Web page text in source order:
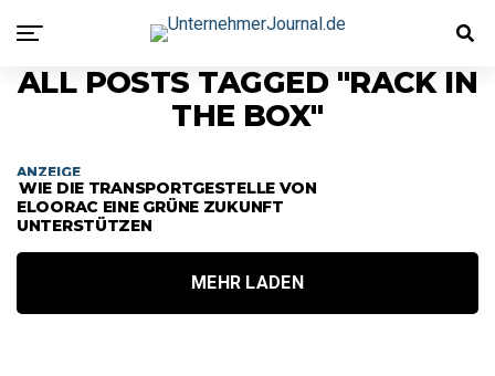
ALL POSTS TAGGED "RACK IN
THE BOX"
ANZEIGE
WIE DIE TRANSPORTGESTELLE VON
ELOORAC EINE GRÜNE ZUKUNFT
UNTERSTÜTZEN
MEHR LADEN